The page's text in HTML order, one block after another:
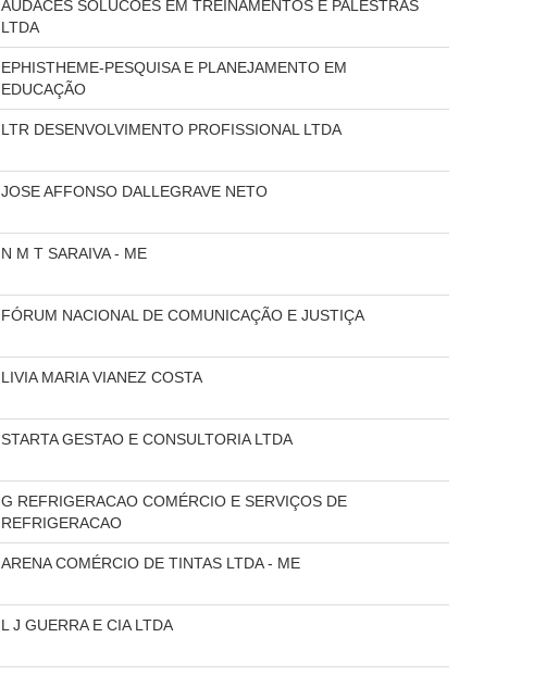
AUDACES SOLUCOES EM TREINAMENTOS E PALESTRAS
LTDA
EPHISTHEME-PESQUISA E PLANEJAMENTO EM
EDUCAÇÃO
LTR DESENVOLVIMENTO PROFISSIONAL LTDA
JOSE AFFONSO DALLEGRAVE NETO
N M T SARAIVA - ME
FÓRUM NACIONAL DE COMUNICAÇÃO E JUSTIÇA
LIVIA MARIA VIANEZ COSTA
STARTA GESTAO E CONSULTORIA LTDA
G REFRIGERACAO COMÉRCIO E SERVIÇOS DE
REFRIGERACAO
ARENA COMÉRCIO DE TINTAS LTDA - ME
L J GUERRA E CIA LTDA